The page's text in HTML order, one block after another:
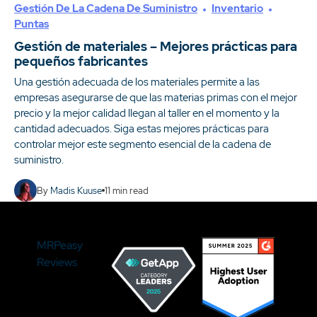
Gestión De La Cadena De Suministro
Inventario
Puntas
Gestión de materiales – Mejores prácticas para
pequeños fabricantes
Una gestión adecuada de los materiales permite a las
empresas asegurarse de que las materias primas con el mejor
precio y la mejor calidad llegan al taller en el momento y la
cantidad adecuados. Siga estas mejores prácticas para
controlar mejor este segmento esencial de la cadena de
suministro.
By Madis Kuuse 11 min read
MRPeasy
Reviews